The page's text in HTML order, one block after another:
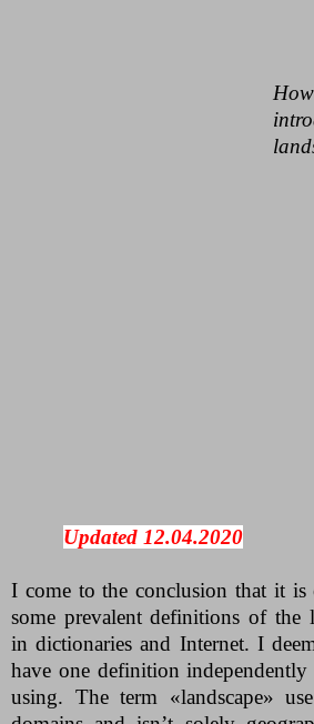
Updated 12.04.2020
I come to the conclusion that it is
some prevalent definitions of the
in dictionaries and Internet. I
have one definition
using. The term «landscape»